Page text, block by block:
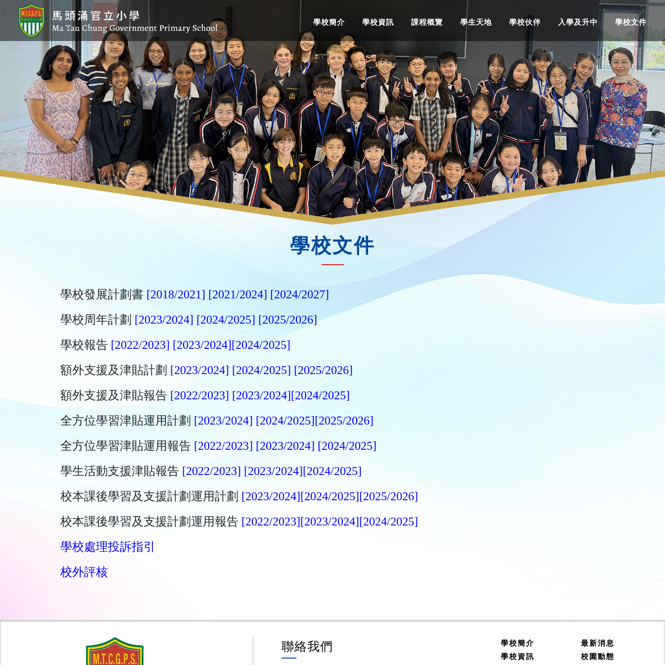
學校簡介 學校資訊 課程概覽 學生天地 學校伙伴 入學及升中 學校文件
學校文件
學校發展計劃書 [2018/2021] [2021/2024] [2024/2027]
學校周年計劃 [2023/2024] [2024/2025] [2025/2026]
學校報告 [2022/2023] [2023/2024] [2024/2025]
額外支援及津貼計劃 [2023/2024] [2024/2025] [2025/2026]
額外支援及津貼報告 [2022/2023] [2023/2024] [2024/2025]
全方位學習津貼運用計劃 [2023/2024] [2024/2025] [2025/2026]
全方位學習津貼運用報告 [2022/2023] [2023/2024] [2024/2025]
學生活動支援津貼報告 [2022/2023] [2023/2024] [2024/2025]
校本課後學習及支援計劃運用計劃 [2023/2024] [2024/2025] [2025/2026]
校本課後學習及支援計劃運用報告 [2022/2023] [2023/2024] [2024/2025]
學校處理投訴指引
校外評核
聯絡我們
學校簡介
學校資訊
最新消息
校園動態